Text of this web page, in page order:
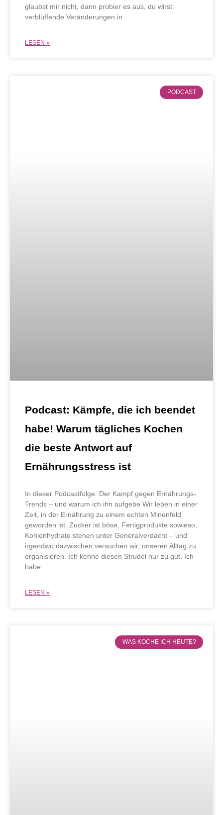
glaubst mir nicht, dann probier es aus, du wirst
verblüffende Veränderungen in
LESEN »
PODCAST
Podcast: Kämpfe, die ich beendet
habe! Warum tägliches Kochen
die beste Antwort auf
Ernährungsstress ist
In dieser Podcastfolge: Der Kampf gegen Ernährungs-
Trends – und warum ich ihn aufgebe Wir leben in einer
Zeit, in der Ernährung zu einem echten Minenfeld
geworden ist. Zucker ist böse, Fertigprodukte sowieso,
Kohlenhydrate stehen unter Generalverdacht – und
irgendwo dazwischen versuchen wir, unseren Alltag zu
organisieren. Ich kenne diesen Strudel nur zu gut. Ich
habe
LESEN »
WAS KOCHE ICH HEUTE?